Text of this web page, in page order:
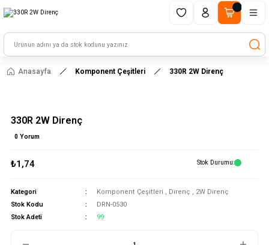
HAYAL ET - TASARLA - ÇALIŞTIR
Anasayfa Komponent Çeşitleri 330R 2W Direnç
330R 2W Direnç
0 Yorum
₺1,74 Stok Durumu
Kategori Komponent Çeşitleri , Direnç , 2W Direnç
Stok Kodu
DRN-0530
Stok Adeti
99